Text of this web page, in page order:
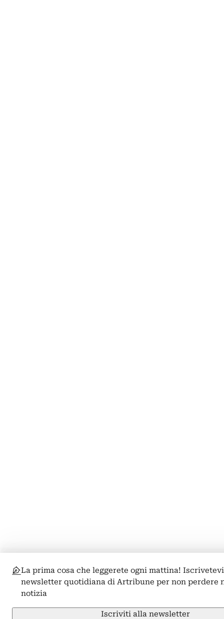
La prima cosa che leggerete ogni mattina!
newsletter quotidiana di Artribune per non perdere
notizia
Iscriviti alla newsletter